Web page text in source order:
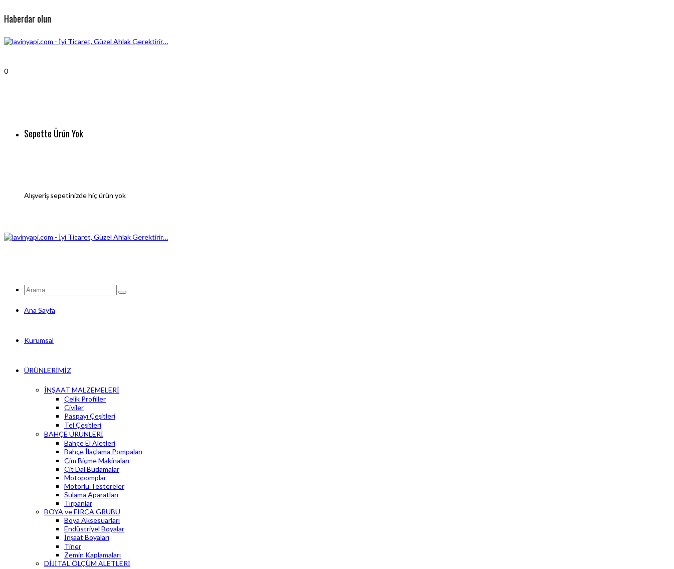
Haberdar olun
0
Sepette Ürün Yok
Alışveriş sepetinizde hiç ürün yok
Ana Sayfa
Kurumsal
ÜRÜNLERİMİZ
İNŞAAT MALZEMELERİ
Çelik Profiller
Çiviler
Paspayı Çeşitleri
Tel Çeşitleri
BAHÇE ÜRÜNLERİ
Bahçe El Aletleri
Bahçe İlaçlama Pompaları
Çim Biçme Makinaları
Çit Dal Budamalar
Motopomplar
Motorlu Testereler
Sulama Aparatları
Tırpanlar
BOYA ve FIRÇA GRUBU
Boya Aksesuarları
Endüstriyel Boyalar
İnşaat Boyaları
Tiner
Zemin Kaplamaları
DİJİTAL ÖLÇÜM ALETLERİ